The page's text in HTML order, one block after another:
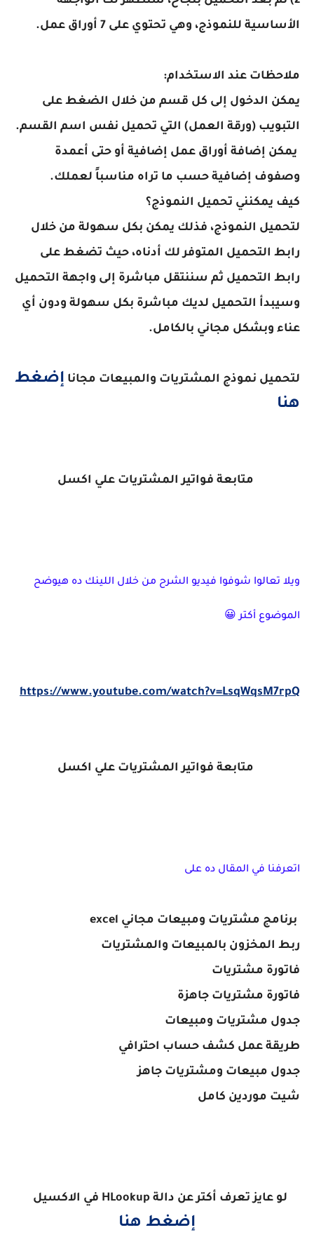
الأساسية للنموذج، وهي تحتوي على 7 أوراق عمل.
ملاحظات عند الاستخدام:
يمكن الدخول إلى كل قسم من خلال الضغط على
التبويب (ورقة العمل) التي تحميل نفس اسم القسم.
يمكن إضافة أوراق عمل إضافية أو حتى أعمدة
وصفوف إضافية حسب ما تراه مناسباً لعملك.
كيف يمكنني تحميل النموذج؟
لتحميل النموذج، فذلك يمكن بكل سهولة من خلال
رابط التحميل المتوفر لك أدناه، حيث تضغط على
رابط التحميل ثم سننتقل مباشرة إلى واجهة التحميل
وسيبدأ التحميل لديك مباشرة بكل سهولة ودون أي
عناء وبشكل مجاني بالكامل.
لتحميل نموذج المشتريات والمبيعات مجانا إضغط
هنا
متابعة فواتير المشتريات علي اكسل
ويلا تعالوا شوفوا فيديو الشرح من خلال اللينك ده هيوضح
الموضوع أكتر 😀
https://www.youtube.com/watch?v=LsqWqsM7rpQ
متابعة فواتير المشتريات علي اكسل
اتعرفنا في المقال ده على
شيت موردين كامل
لو عايز تعرف أكتر عن دالة HLookup في الاكسيل
إضغط هنا